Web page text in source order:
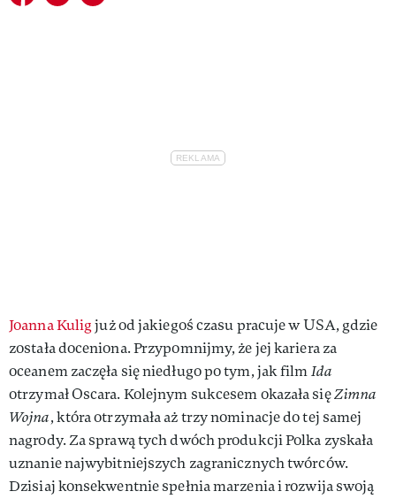
Joanna Kuligjuż od jakiegoś czasu pracuje w USA, gdzie
została doceniona. Przypomnijmy, że jej kariera za
oceanem zaczęła się niedługo po tym, jak filmIda
otrzymał Oscara. Kolejnym sukcesem okazała sięZimna
Wojna, która otrzymała aż trzy nominacje do tej samej
nagrody. Za sprawą tych dwóch produkcji Polka zyskała
uznanie najwybitniejszych zagranicznych twórców.
Dzisiaj konsekwentnie spełnia marzenia i rozwija swoją